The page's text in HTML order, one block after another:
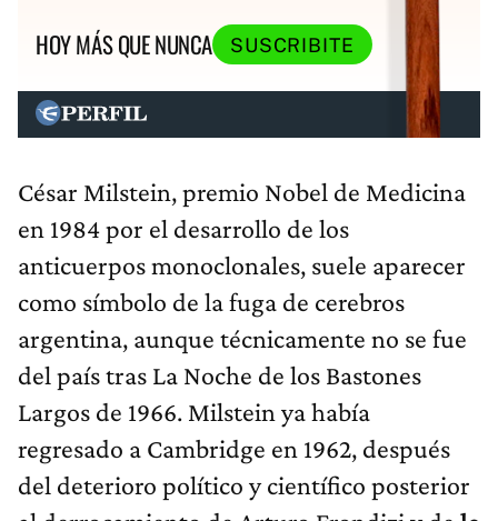
HOY MÁS QUE NUNCA
SUSCRIBITE
César Milstein, premio Nobel de Medicina
en 1984 por el desarrollo de los
anticuerpos monoclonales, suele aparecer
como símbolo de la fuga de cerebros
argentina, aunque técnicamente no se fue
del país tras La Noche de los Bastones
Largos de 1966. Milstein ya había
regresado a Cambridge en 1962, después
del deterioro político y científico posterior